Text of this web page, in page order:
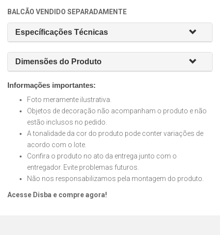
BALCÃO VENDIDO SEPARADAMENTE
Específicações Técnicas
Dimensões do Produto
Informações importantes:
Foto meramente ilustrativa.
Objetos de decoração não acompanham o produto e não
estão inclusos no pedido.
A tonalidade da cor do produto pode conter variações de
acordo com o lote.
Confira o produto no ato da entrega junto com o
entregador. Evite problemas futuros.
Não nos responsabilizamos pela montagem do produto.
Acesse Disba e compre agora!